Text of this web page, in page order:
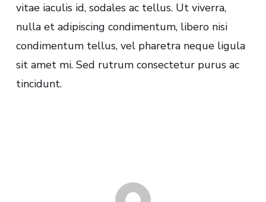
vitae iaculis id, sodales ac tellus. Ut viverra,
nulla et adipiscing condimentum, libero nisi
condimentum tellus, vel pharetra neque ligula
sit amet mi. Sed rutrum consectetur purus ac
tincidunt.